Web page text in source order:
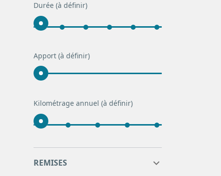
Durée (à définir)
Apport (à définir)
Kilométrage annuel (à définir)
REMISES